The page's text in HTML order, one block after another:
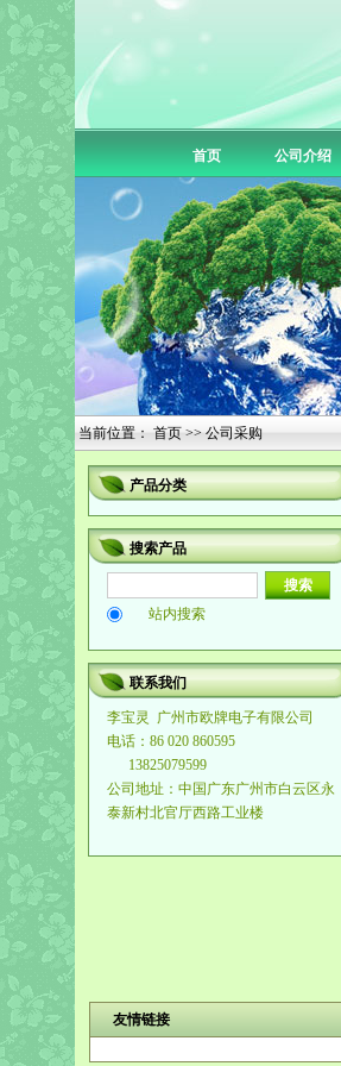
首页 公司介绍
当前位置： 首页 >> 公司采购
产品分类
搜索产品
站内搜索
联系我们
李宝灵
广州市欧牌电子有限公司
电话：86 020 860595
13825079599
公司地址：中国广东广州市白云区永
泰新村北官厅西路工业楼
友情链接